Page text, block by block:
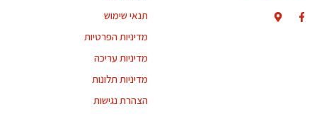
תנאי שימוש
מדיניות הפרטיות
מדיניות עריכה
מדיניות תלונות
הצהרת נגישות